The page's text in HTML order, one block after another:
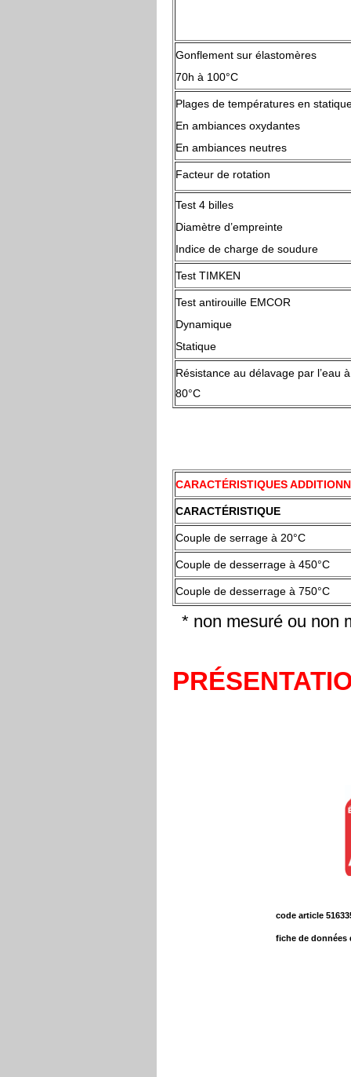
Gonflement sur élastomères
70h à 100°C
Plages de températures en
En ambiances oxydantes
En ambiances neutres
Facteur de rotation
Test 4 billes
Diamètre d’empreinte
Indice de charge de soudure
Test TIMKEN
Test antirouille EMCOR
Dynamique
Statique
Résistance au délavage par l’eau à
80°C
CARACTÉRISTIQUES
CARACTÉRISTIQUE
Couple de serrage à 20°C
Couple de desserrage à 450°C
Couple de desserrage à 750°C
* non mesuré ou non
code article
fiche de données